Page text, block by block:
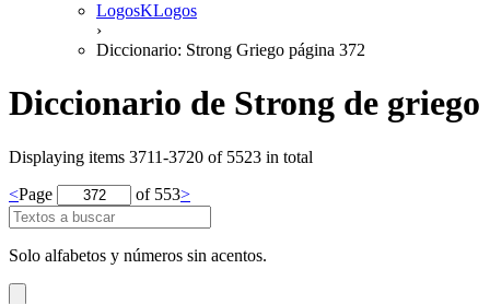
LogosKLogos
›
Diccionario: Strong Griego página 372
Diccionario de Strong de griego
Displaying items 3711-3720 of 5523 in total
<Page of 553>
Solo alfabetos y números sin acentos.